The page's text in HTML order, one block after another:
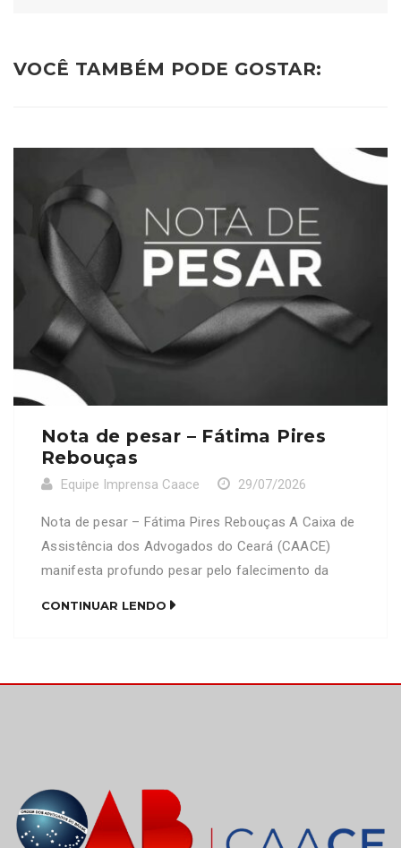
VOCÊ TAMBÉM PODE GOSTAR:
Nota de pesar – Fátima Pires
Rebouças
Equipe Imprensa Caace 29/07/2026
Nota de pesar – Fátima Pires Rebouças A Caixa de
Assistência dos Advogados do Ceará (CAACE)
manifesta profundo pesar pelo falecimento da
CONTINUAR LENDO